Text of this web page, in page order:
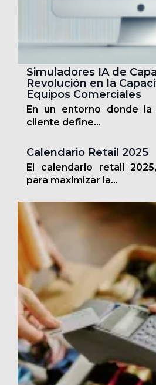
Simuladores IA de
Revolución en la
Equipos Comerciales
En un entorno donde la
cliente define...
Calendario Retail 2025
El calendario retail
para maximizar la...